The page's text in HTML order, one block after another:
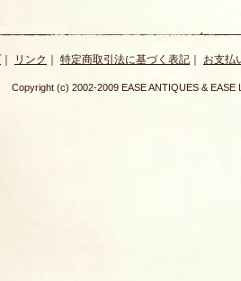
｜ リンク ｜ 特定商取引法に基づく表記 ｜ お支払
Copyright (c) 2002-2009 EASE ANTIQUES &